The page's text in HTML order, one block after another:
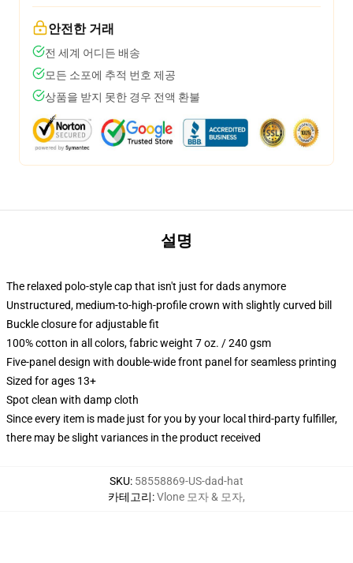
안전한 거래
전 세계 어디든 배송
모든 소포에 추적 번호 제공
상품을 받지 못한 경우 전액 환불
설명
The relaxed polo-style cap that isn't just for dads anymore
Unstructured, medium-to-high-profile crown with slightly curved bill
Buckle closure for adjustable fit
100% cotton in all colors, fabric weight 7 oz. / 240 gsm
Five-panel design with double-wide front panel for seamless printing
Sized for ages 13+
Spot clean with damp cloth
Since every item is made just for you by your local third-party fulfiller,
there may be slight variances in the product received
SKU: 58558869-US-dad-hat
카테고리:Vlone 모자 & 모자,